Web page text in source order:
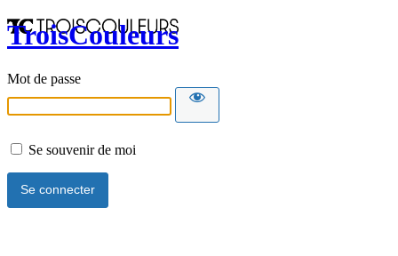
TroisCouleurs
Mot de passe
Se souvenir de moi